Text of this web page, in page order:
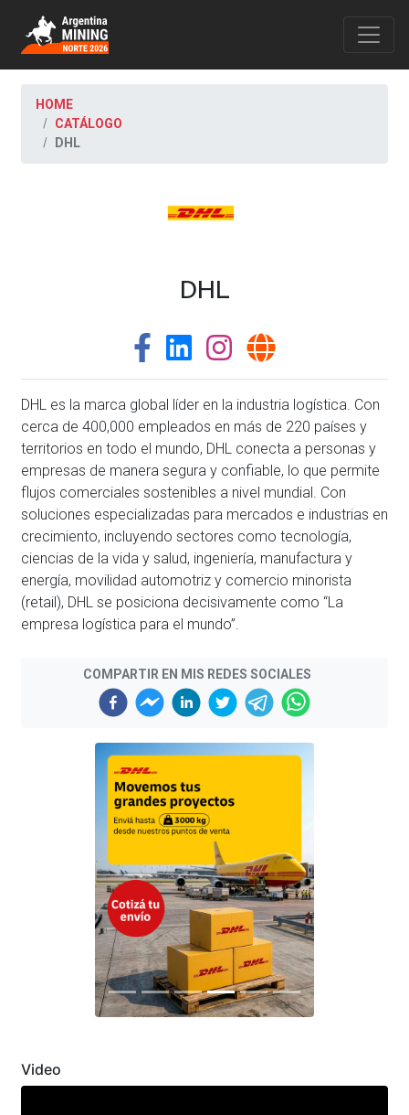
HOME
CATÁLOGO
DHL
DHL
DHL es la marca global líder en la industria logística. Con
cerca de 400,000 empleados en más de 220 países y
territorios en todo el mundo, DHL conecta a personas y
empresas de manera segura y confiable, lo que permite
flujos comerciales sostenibles a nivel mundial. Con
soluciones especializadas para mercados e industrias en
crecimiento, incluyendo sectores como tecnología,
ciencias de la vida y salud, ingeniería, manufactura y
energía, movilidad automotriz y comercio minorista
(retail), DHL se posiciona decisivamente como “La
empresa logística para el mundo”.
COMPARTIR EN MIS REDES SOCIALES
Previous
Video